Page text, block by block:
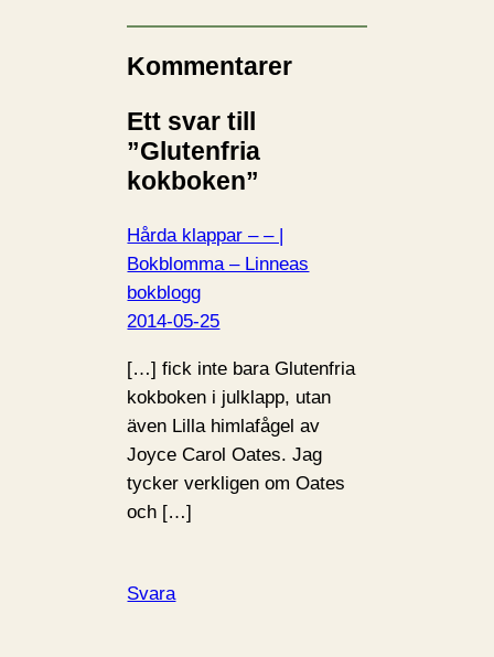
Kommentarer
Ett svar till
”Glutenfria
kokboken”
Hårda klappar – – |
Bokblomma – Linneas
bokblogg
2014-05-25
[…] fick inte bara Glutenfria
kokboken i julklapp, utan
även Lilla himlafågel av
Joyce Carol Oates. Jag
tycker verkligen om Oates
och […]
Svara